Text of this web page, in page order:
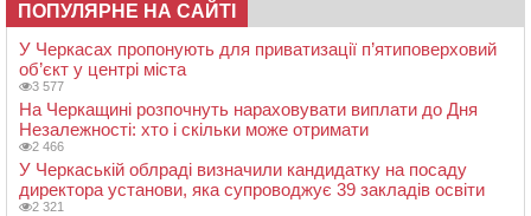
ПОПУЛЯРНЕ НА САЙТІ
У Черкасах пропонують для приватизації п’ятиповерховий
об’єкт у центрі міста
3 577
На Черкащині розпочнуть нараховувати виплати до Дня
Незалежності: хто і скільки може отримати
2 466
У Черкаській облраді визначили кандидатку на посаду
директора установи, яка супроводжує 39 закладів освіти
2 321